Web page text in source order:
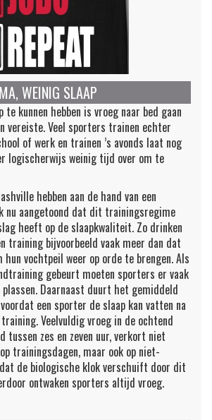
WEINIG SLAAP
te kunnen hebben is vroeg naar bed gaan
vereiste. Veel sporters trainen echter
of werk en trainen ’s avonds laat nog
logischerwijs weinig tijd over om te
hebben aan de hand van een
nu aangetoond dat dit trainingsregime
heeft op de slaapkwaliteit. Zo drinken
training bijvoorbeeld vaak meer dan dat
hun vochtpeil weer op orde te brengen. Als
gebeurt moeten sporters er vaak
Daarnaast duurt het gemiddeld
een sporter de slaap kan vatten na
Veelvuldig vroeg in de ochtend
tussen zes en zeven uur, verkort niet
trainingsdagen, maar ook op niet-
de biologische klok verschuift door dit
ontwaken sporters altijd vroeg.